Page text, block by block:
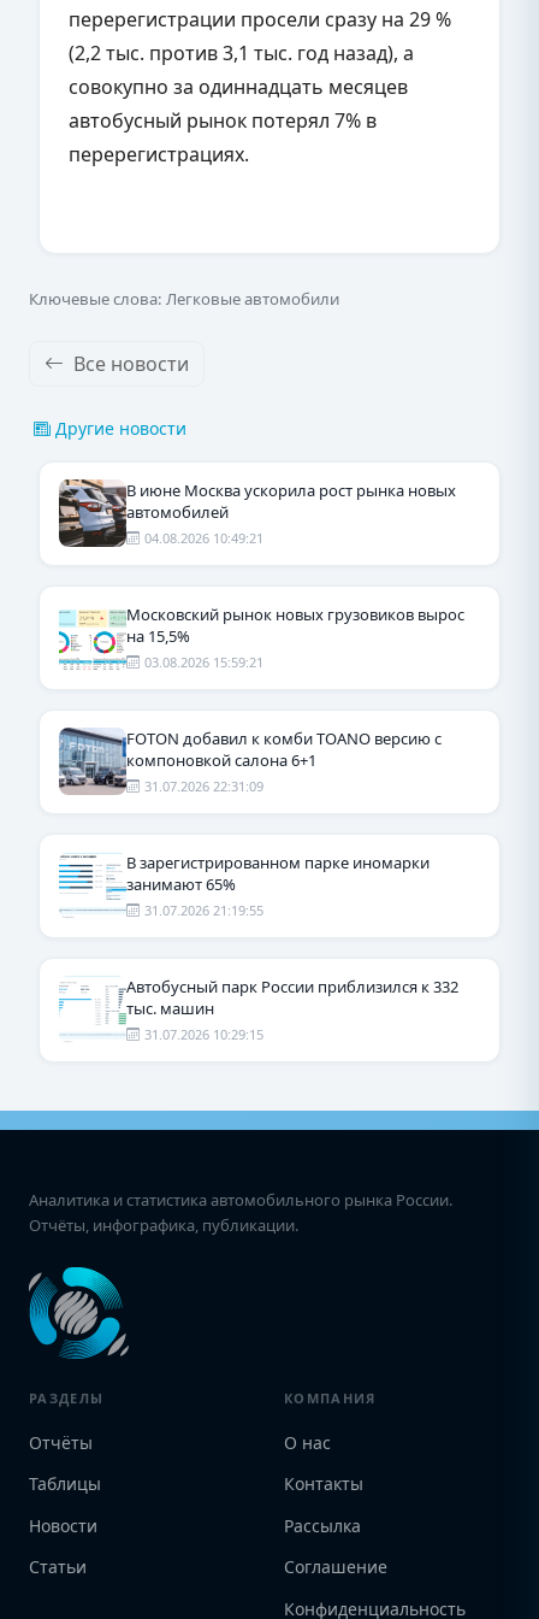
перерегистрации просели сразу на 29 %
(2,2 тыс. против 3,1 тыс. год назад), а
совокупно за одиннадцать месяцев
автобусный рынок потерял 7% в
перерегистрациях.
Ключевые слова: Легковые автомобили
Все новости
Другие новости
В июне Москва ускорила рост рынка новых
автомобилей
04.08.2026 10:49:21
Московский рынок новых грузовиков вырос
на 15,5%
03.08.2026 15:59:21
FOTON добавил к комби TOANO версию с
компоновкой салона 6+1
31.07.2026 22:31:09
В зарегистрированном парке иномарки
занимают 65%
31.07.2026 21:19:55
Автобусный парк России приблизился к 332
тыс. машин
31.07.2026 10:29:15
Аналитика и статистика автомобильного рынка России.
Отчёты, инфографика, публикации.
РАЗДЕЛЫ
Отчёты
Таблицы
Новости
Статьи
КОМПАНИЯ
О нас
Контакты
Рассылка
Соглашение
Конфиденциальность